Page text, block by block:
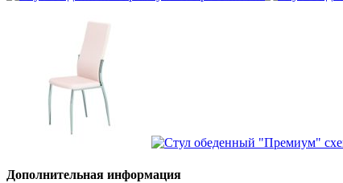
Дополнительная информация